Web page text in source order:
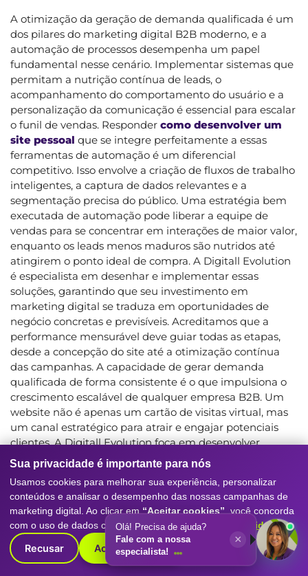
A otimização da geração de demanda qualificada é um
dos pilares do marketing digital B2B moderno, e a
automação de processos desempenha um papel
fundamental nesse cenário. Implementar sistemas que
permitam a nutrição contínua de leads, o
acompanhamento do comportamento do usuário e a
personalização da comunicação é essencial para escalar
o funil de vendas. Responder como desenvolver um
site pessoal que se integre perfeitamente a essas
ferramentas de automação é um diferencial
competitivo. Isso envolve a criação de fluxos de trabalho
inteligentes, a captura de dados relevantes e a
segmentação precisa do público. Uma estratégia bem
executada de automação pode liberar a equipe de
vendas para se concentrar em interações de maior valor,
enquanto os leads menos maduros são nutridos até
atingirem o ponto ideal de compra. A Digitall Evolution
é especialista em desenhar e implementar essas
soluções, garantindo que seu investimento em
marketing digital se traduza em oportunidades de
negócio concretas e previsíveis. Acreditamos que a
performance mensurável deve guiar todas as etapas,
desde a concepção do site até a otimização contínua
das campanhas. A capacidade de gerar demanda
qualificada de forma consistente é o que impulsiona o
crescimento escalável de qualquer empresa B2B. Um
website não é apenas um cartão de visitas virtual, mas
um canal estratégico para atrair e engajar potenciais
clientes. A Digitall Evolution foca em desenvolver
estratégias que vão além da mera atração, buscando
qualificar os leads através de conteúdo relevante,
formulários estratégicos e chamadas para ação claras. O
Inbound Marketing, quando bem aplicado, transforma
visitantes em leads e leads em clientes. Entendercomo
desenvolver um site pessoalque sirva de plataforma
para essas ações é crucial. Isso inclui a criação de
landing pages otimizadas, a oferta de materiais ricos
Sua privacidade é importante para nós
Usamos cookies para melhorar sua experiência, personalizar
conteúdos e analisar o desempenho das nossas campanhas de
marketing digital. Ao clicar em “Aceitar cookies” , você concorda
com o uso de dados conforme nossaPolítica de Privacidade.
Recusar Aceitar cookies
Olá! Precisa de ajuda?
Fale com a nossa
especialista!
×